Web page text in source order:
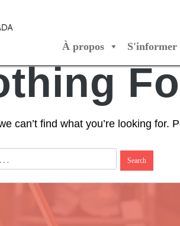
Canada/
À propos S'informer
can’t find what you’re looking for.